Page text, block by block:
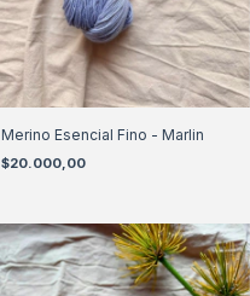
Merino Esencial Fino - Marlin
$20.000,00